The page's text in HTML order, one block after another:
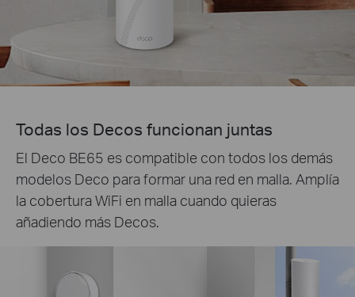
Todas los Decos funcionan juntas
El Deco BE65 es compatible con todos los demás
modelos Deco para formar una red en malla. Amplía
la cobertura WiFi en malla cuando quieras
añadiendo más Decos.